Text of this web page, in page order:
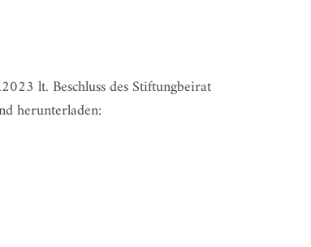
lt. Beschluss des Stiftungbeirat
herunterladen: